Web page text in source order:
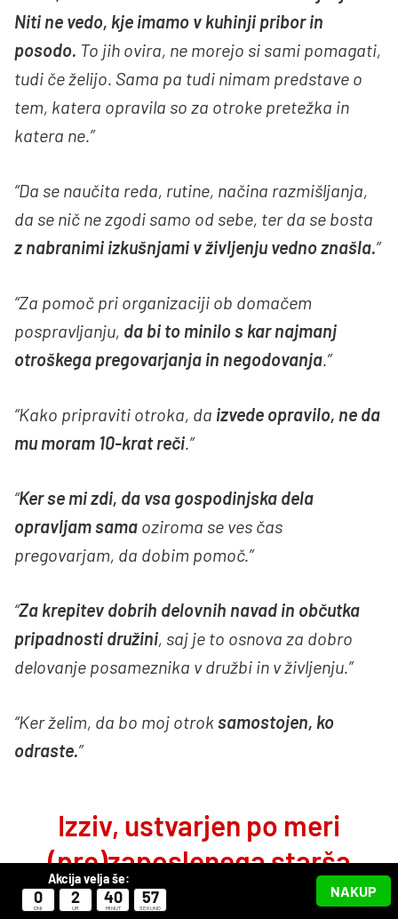
Akcija velja še:
0
DNI
2
UR
40
MINUT
56
SEKUND
NAKUP
Niti ne vedo, kje imamo v kuhinji pribor in
posodo. To jih ovira, ne morejo si sami pomagati,
tudi če želijo. Sama pa tudi nimam predstave o
tem, katera opravila so za otroke pretežka in
katera ne.”
“Da se naučita reda, rutine, načina razmišljanja,
da se nič ne zgodi samo od sebe, ter da se bosta
z nabranimi izkušnjami v življenju vedno znašla.”
“Za pomoč pri organizaciji ob domačem
pospravljanju, da bi to minilo s kar najmanj
otroškega pregovarjanja in negodovanja .”
“Kako pripraviti otroka, da izvede opravilo, ne da
mu moram 10-krat reči .”
“Ker se mi zdi, da vsa gospodinjska dela
opravljam sama oziroma se ves čas
pregovarjam, da dobim pomoč.”
“Za krepitev dobrih delovnih navad in občutka
pripadnosti družini, saj je to osnova za dobro
delovanje posameznika v družbi in v življenju.”
“Ker želim, da bo moj otroksamostojen, ko
odraste.”
Izziv, ustvarjen po meri
(pre)zaposlenega starša